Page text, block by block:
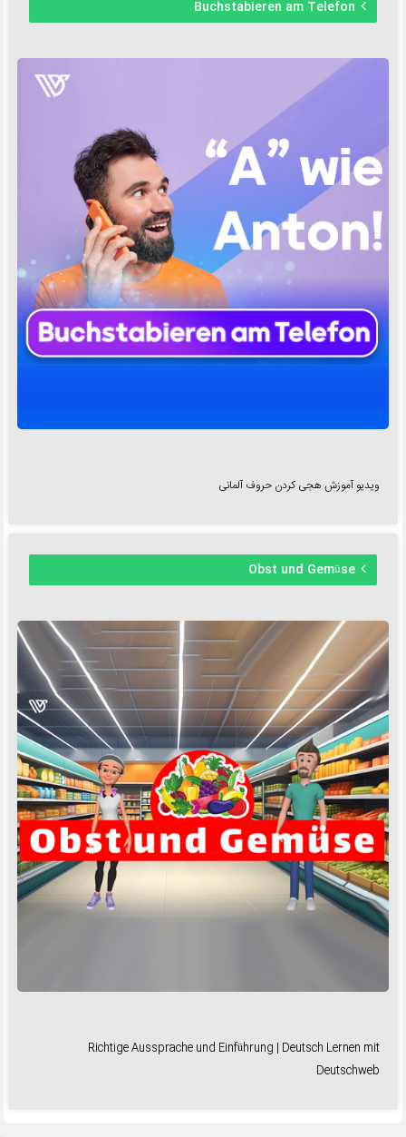
Buchstabieren am Telefon
ویدیو آموزش هجی کردن حروف آلمانی
Obst und Gemüse
Richtige Aussprache und Einführung | Deutsch Lernen mit
Deutschweb